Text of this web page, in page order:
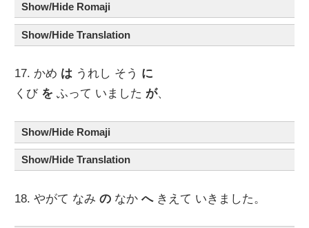
Show/Hide Romaji
Show/Hide Translation
17. かめ は うれし そう に
くび を ふって いましたが、
Show/Hide Romaji
Show/Hide Translation
18. やがて なみの なかへきえて いきました。